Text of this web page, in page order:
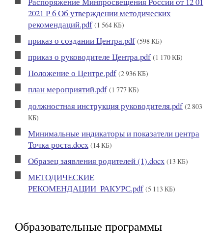
2021 Р 6 Об утверждении методических
рекомендаций.pdf (1 564 КБ)
приказ о создании Центра.pdf (598 КБ)
приказ о руководителе Центра.pdf (1 170 КБ)
Положение о Центре.pdf (2 936 КБ)
план мероприятий.pdf (1 777 КБ)
должностная инструкция руководителя.pdf (2 803
КБ)
Минимальные индикаторы и показатели центра
Точка роста.docx (14 КБ)
Образец заявления родителей (1).docx (13 КБ)
МЕТОДИЧЕСКИЕ
РЕКОМЕНДАЦИИ_РАКУРС.pdf (5 113 КБ)
Образовательные программы